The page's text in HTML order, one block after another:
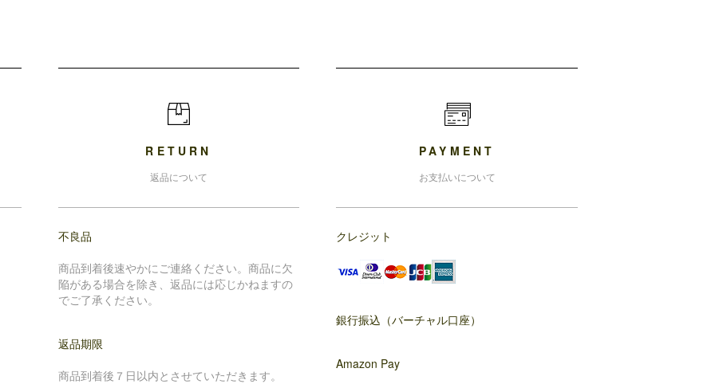
RETURN
返品について
不良品
商品到着後速やかにご連絡ください。商品に欠
陥がある場合を除き、返品には応じかねますの
でご了承ください。
返品期限
商品到着後７日以内とさせていただきます。
PAYMENT
お支払いについて
クレジット
銀行振込（バーチャル口座）
Amazon Pay